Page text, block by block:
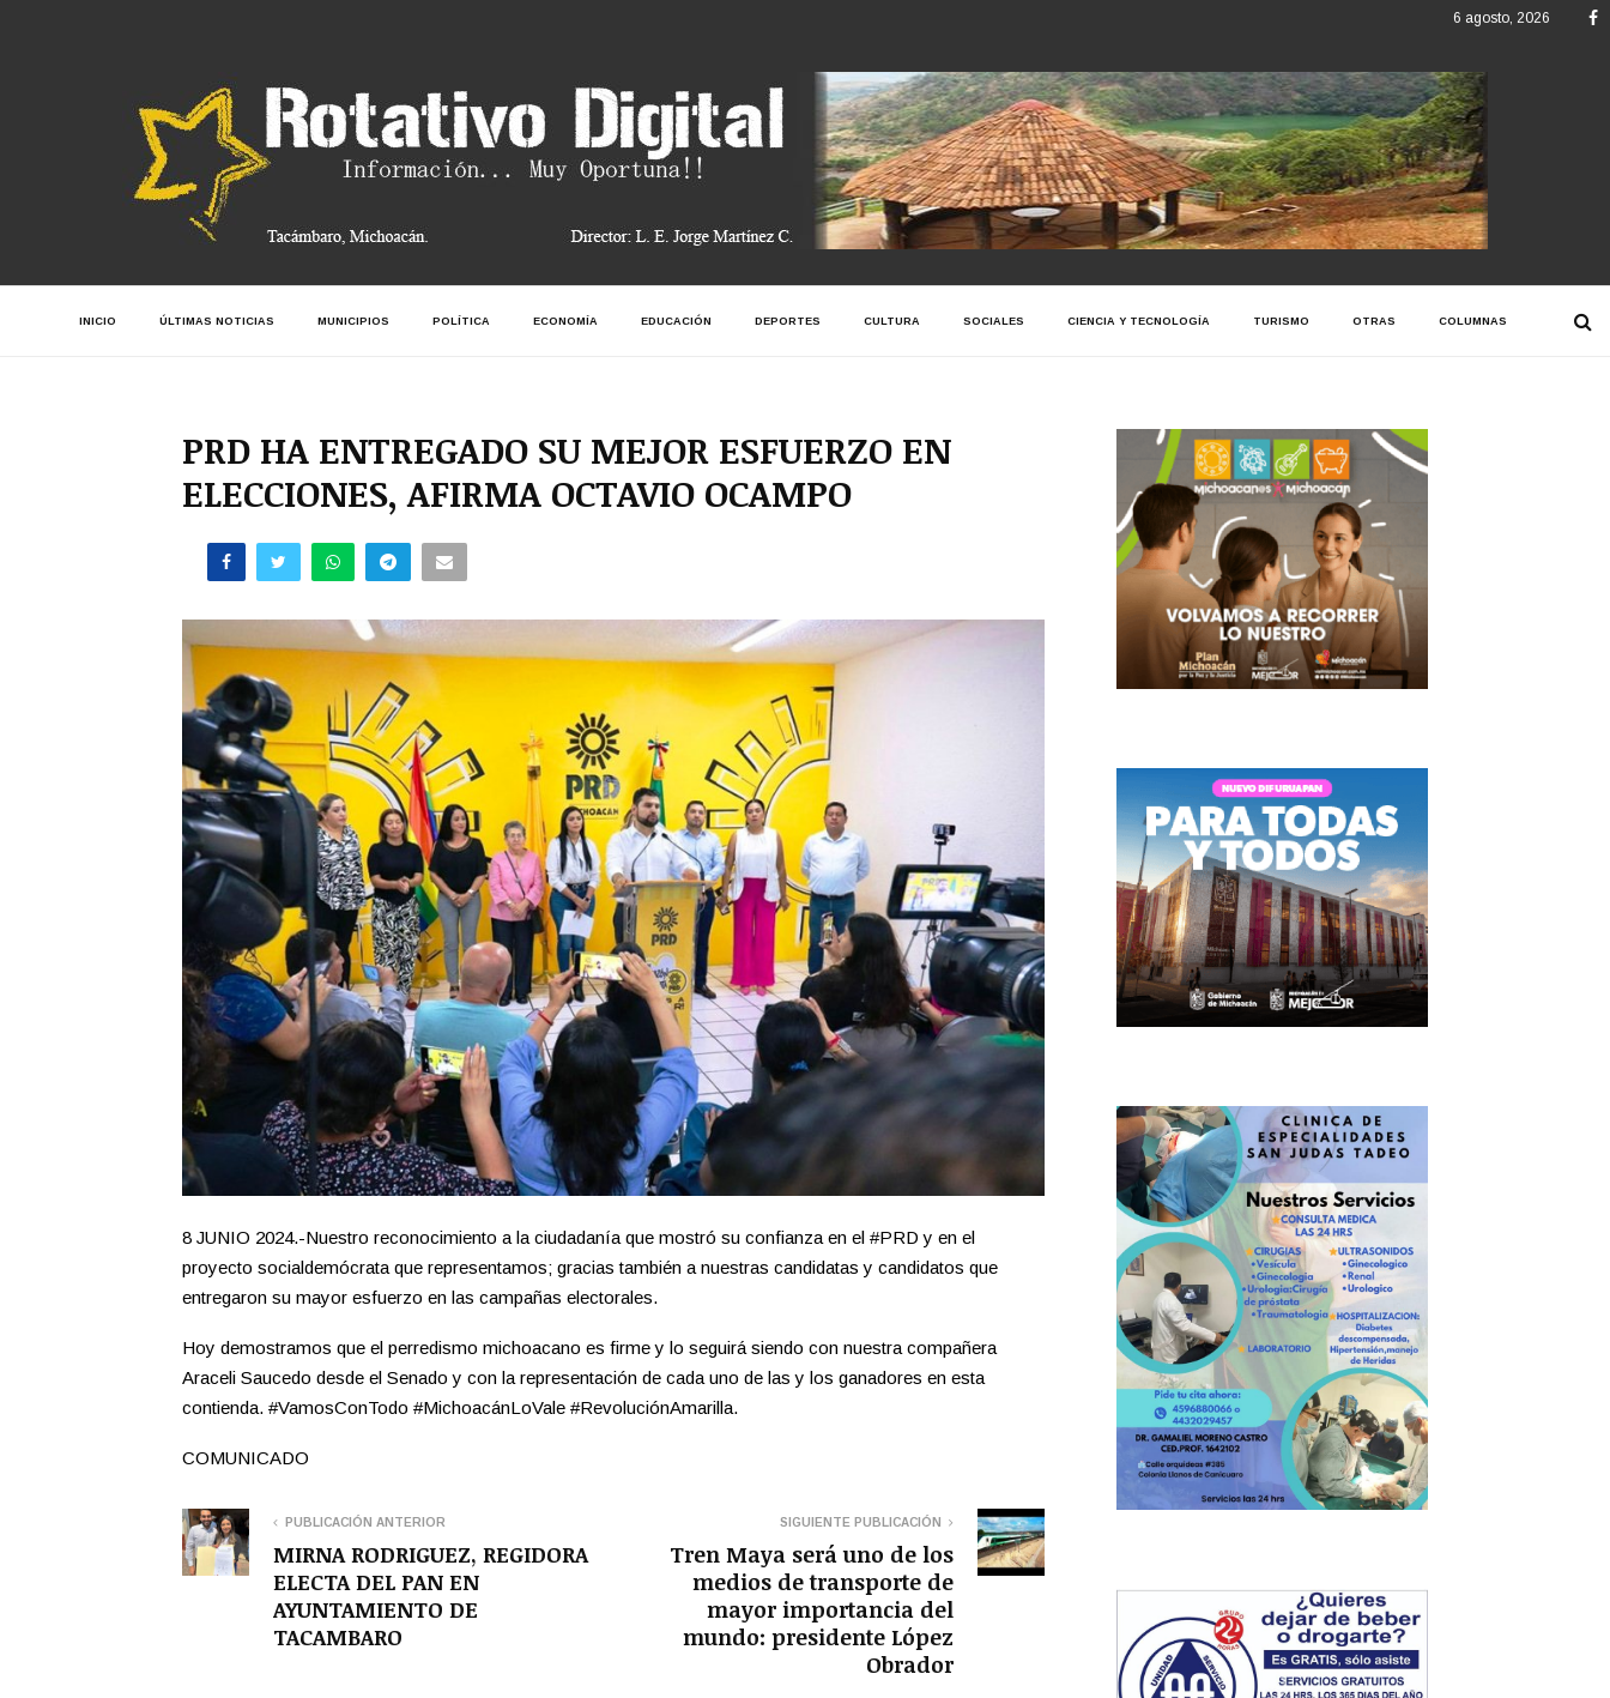
6 agosto, 2026
INICIO ÚLTIMAS NOTICIAS MUNICIPIOS POLÍTICA ECONOMÍA EDUCACIÓN DEPORTES CULTURA SOCIALES CIENCIA Y TECNOLOGÍA TURISMO OTRAS COLUMNAS
PRD HA ENTREGADO SU MEJOR ESFUERZO EN
ELECCIONES, AFIRMA OCTAVIO OCAMPO
8 JUNIO 2024.-Nuestro reconocimiento a la ciudadanía que mostró su confianza en el #PRD y en el
proyecto socialdemócrata que representamos; gracias también a nuestras candidatas y candidatos que
entregaron su mayor esfuerzo en las campañas electorales.
Hoy demostramos que el perredismo michoacano es firme y lo seguirá siendo con nuestra compañera
Araceli Saucedo desde el Senado y con la representación de cada uno de las y los ganadores en esta
contienda. #VamosConTodo #MichoacánLoVale #RevoluciónAmarilla.
COMUNICADO
PUBLICACIÓN ANTERIOR
MIRNA RODRIGUEZ, REGIDORA
ELECTA DEL PAN EN
AYUNTAMIENTO DE
TACAMBARO
SIGUIENTE PUBLICACIÓN
Tren Maya será uno de los
medios de transporte de
mayor importancia del
mundo: presidente López
Obrador